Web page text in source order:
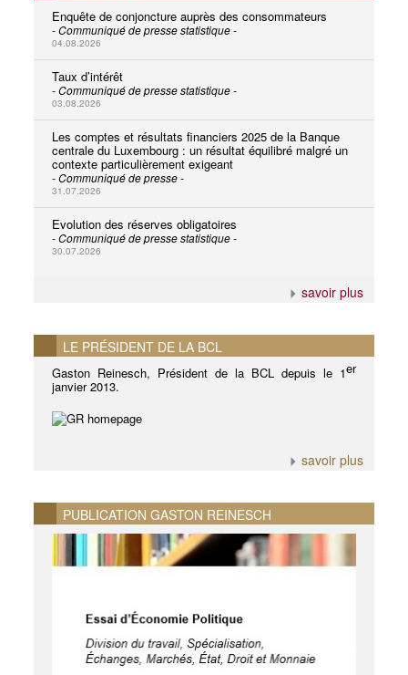
Enquête de conjoncture auprès des consommateurs
- Communiqué de presse statistique -
04.08.2026
Taux d’intérêt
- Communiqué de presse statistique -
03.08.2026
Les comptes et résultats financiers 2025 de la Banque
centrale du Luxembourg : un résultat équilibré malgré un
contexte particulièrement exigeant
- Communiqué de presse -
31.07.2026
Evolution des réserves obligatoires
- Communiqué de presse statistique -
30.07.2026
savoir plus
LE PRÉSIDENT DE LA BCL
Gaston Reinesch, Président de la BCL depuis le 1er
janvier 2013.
savoir plus
PUBLICATION GASTON REINESCH